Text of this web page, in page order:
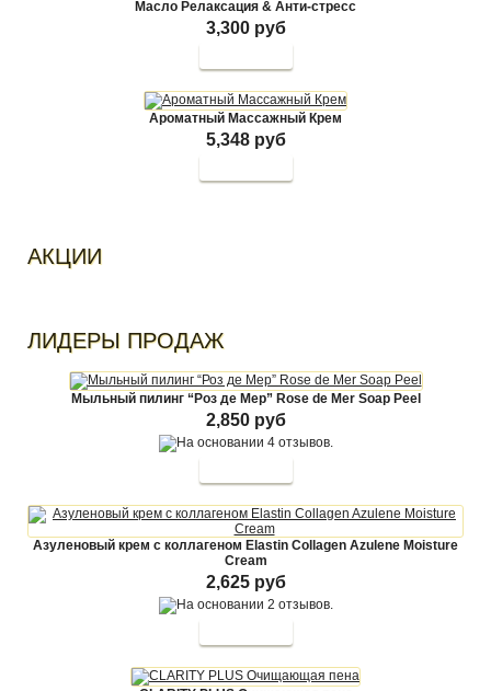
Масло Релаксация & Анти-стресс
3,300 руб
Ароматный Массажный Крем
5,348 руб
АКЦИИ
ЛИДЕРЫ ПРОДАЖ
Мыльный пилинг “Роз де Мер” Rose de Mer Soap Peel
2,850 руб
Азуленовый крем с коллагеном Elastin Collagen Azulene Moisture
Cream
2,625 руб